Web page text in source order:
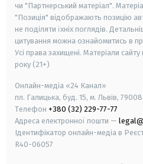
чи "Партнерський матеріал".
"Позиція" відображають позицію
не поділяти їхніх поглядів.
цитування можна ознайомитись в
Усі права захищені. Матеріали сайту
року (21+)
Онлайн-медіа «24 Канал»
пл. Галицька, буд. 15, м. Львів, 79008
Телефон +380 (32) 229-77-77
Адреса електронної пошти —
Ідентифікатор онлайн-медіа в
R40-06057